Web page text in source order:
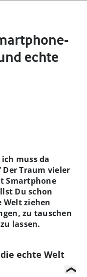
echte
muss da
Traum vieler
Smartphone
Du schon
Welt ziehen
zu tauschen
lassen.
echte Welt